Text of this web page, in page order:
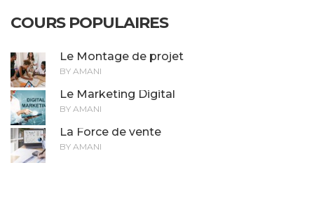
COURS POPULAIRES
Le Montage de projet
BY AMANI
Le Marketing Digital
BY AMANI
La Force de vente
BY AMANI